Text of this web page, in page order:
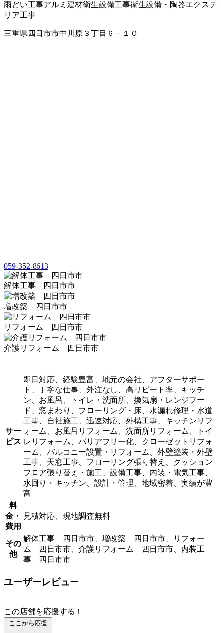
雨どい工事アルミ建材衛生設備工事衛生設備・陶器エクステ
リア工事
三重県四日市市中川原３丁目６－１０
059-352-8613
解体工事 四日市市
増改築 四日市市
リフォーム 四日市市
介護リフォーム 四日市市
サー
ビス
即日対応、経験豊富、地元の会社、アフターサポー
ト、丁寧な仕事、外注なし、高リピート率、キッチ
ン、お風呂、トイレ・洗面所、換気扇・レンジフー
ド、窓まわり、フローリング・床、水漏れ修理・水道
工事、自社施工、迅速対応、外構工事、キッチンリフ
ォーム、お風呂リフォーム、洗面所リフォーム、トイ
レリフォーム、バリアフリー化、クローゼットリフォ
ーム、バルコニー設置・リフォーム、外壁塗装・外壁
工事、天窓工事、フローリング張り替え、クッション
フロア張り替え・施工、設備工事、内装・電気工事、
水回り・キッチン、設計・管理、地域密着、実績が豊
富
料
金・
費用
見積対応、現地調査無料
その
他
解体工事 四日市市、増改築 四日市市、リフォー
ム 四日市市、介護リフォーム 四日市市、内装工
事 四日市市
ユーザーレビュー
この店舗を応援する！
ここから応援